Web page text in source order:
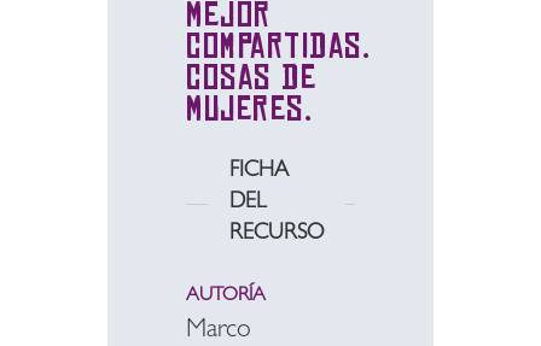
Mejor
Compartidas.
Cosas de
Mujeres.
FICHA
DEL
RECURSO
AUTORÍA
Marco